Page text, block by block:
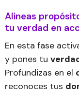
Alineas
tu verdad en
En esta fase
y pones tu
Profundizas en el
reconoces tus